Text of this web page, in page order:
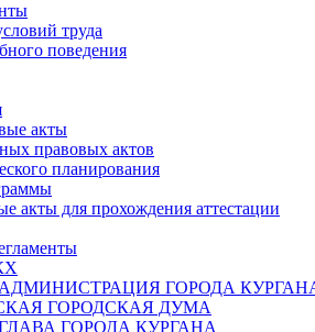
труда
поведения
акты
правовых актов
планирования
акты для прохождения аттестации
ГОРОДА
ГОРОДСКАЯ ДУМА
ГОРОДА КУРГАНА